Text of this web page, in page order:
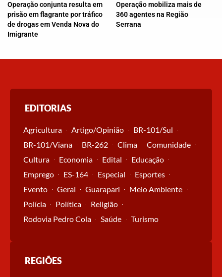
Operação conjunta resulta em
prisão em flagrante por tráfico
de drogas em Venda Nova do
Imigrante
Operação mobiliza mais de
360 agentes na Região
Serrana
EDITORIAS
Agricultura Artigo/Opinião
BR-101/Sul
BR-101/Viana
BR-262 Clima
Comunidade
Cultura
Economia Edital
Educação
Emprego
ES-164 Especial
Esportes
Evento
Geral Guarapari
Meio Ambiente
Polícia
Política
Religião
Rodovia Pedro Cola
Saúde Turismo
REGIÕES